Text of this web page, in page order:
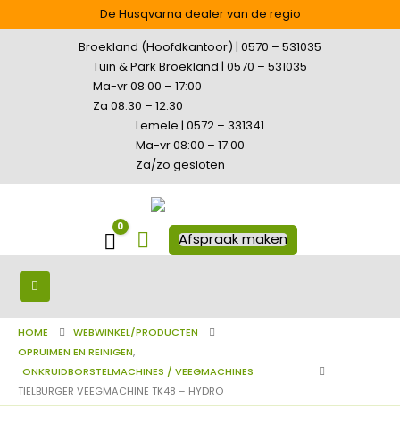
De Husqvarna dealer van de regio
Broekland (Hoofdkantoor) | 0570 – 531035
Tuin & Park Broekland | 0570 – 531035
Ma-vr 08:00 – 17:00
Za 08:30 – 12:30
Lemele | 0572 – 331341
Ma-vr 08:00 – 17:00
Za/zo gesloten
Winkelwagen
0
Afspraak maken
HOME
WEBWINKEL/PRODUCTEN
OPRUIMEN EN REINIGEN,
ONKRUIDBORSTELMACHINES / VEEGMACHINES
TIELBURGER VEEGMACHINE TK48 – HYDRO